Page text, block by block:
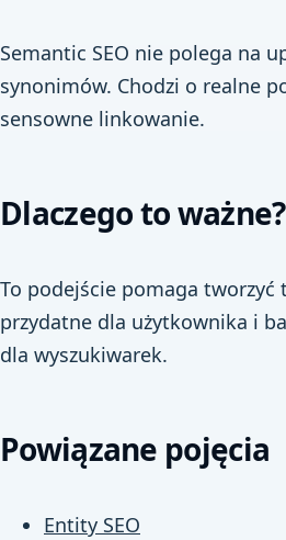
Semantic SEO nie polega na
synonimów. Chodzi o realne
sensowne linkowanie.
Dlaczego to ważne?
To podejście pomaga tworzyć
przydatne dla użytkownika i
dla wyszukiwarek.
Powiązane pojęcia
Entity SEO